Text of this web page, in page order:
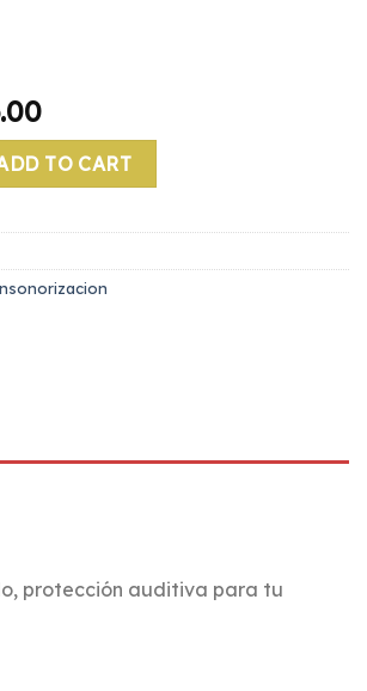
quantity
TO CART
protección auditiva para tu